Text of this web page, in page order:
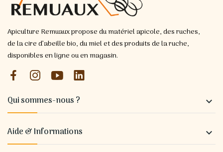
Apiculture Remuaux propose du matériel apicole, des ruches,
de la cire d’abeille bio, du miel et des produits de la ruche,
disponibles en ligne ou en magasin.
Qui sommes-nous ? 
Aide & Informations 